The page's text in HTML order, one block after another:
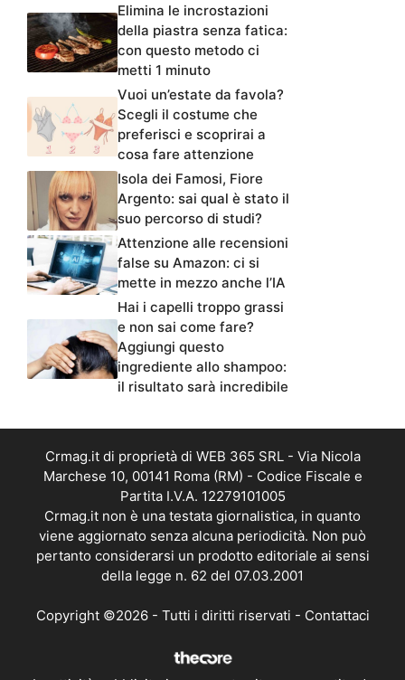
Elimina le incrostazioni
della piastra senza fatica:
con questo metodo ci
metti 1 minuto
Vuoi un’estate da favola?
Scegli il costume che
preferisci e scoprirai a
cosa fare attenzione
Isola dei Famosi, Fiore
Argento: sai qual è stato il
suo percorso di studi?
Attenzione alle recensioni
false su Amazon: ci si
mette in mezzo anche l’IA
Hai i capelli troppo grassi
e non sai come fare?
Aggiungi questo
ingrediente allo shampoo:
il risultato sarà incredibile
Crmag.it di proprietà di WEB 365 SRL - Via Nicola
Marchese 10, 00141 Roma (RM) - Codice Fiscale e
Partita I.V.A. 12279101005
Crmag.it non è una testata giornalistica, in quanto
viene aggiornato senza alcuna periodicità. Non può
pertanto considerarsi un prodotto editoriale ai sensi
della legge n. 62 del 07.03.2001
Copyright ©2026 - Tutti i diritti riservati - Contattaci